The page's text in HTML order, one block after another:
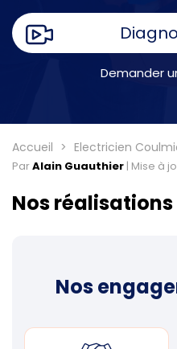
Demander
Accueil Electricien
ParAlain Guauthier | Mise à
Nos réalisations
Nos